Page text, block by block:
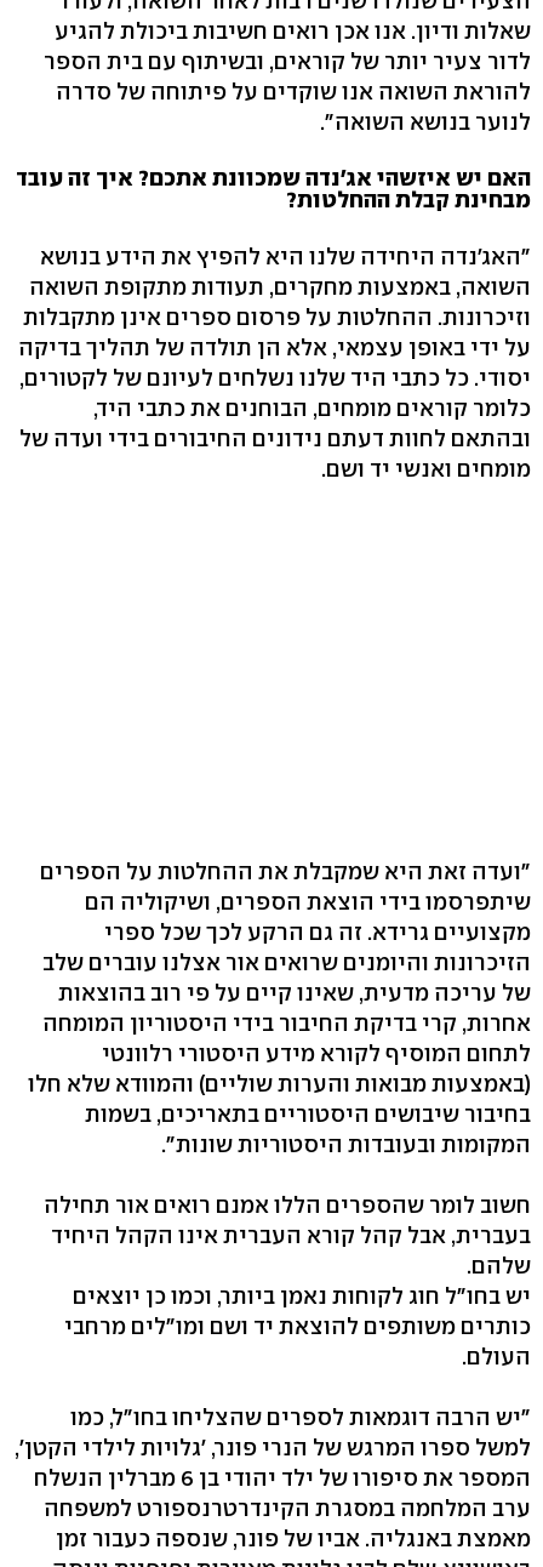
שאלות ודיון. אנו אכן רואים חשיבות ביכולת להגיע
לדור צעיר יותר של קוראים, ובשיתוף עם בית הספר
להוראת השואה אנו שוקדים על פיתוחה של סדרה
לנוער בנושא השואה".
האם יש איזשהי אג'נדה שמכוונת אתכם? איך זה עובד
מבחינת קבלת ההחלטות?
"האג'נדה היחידה שלנו היא להפיץ את הידע בנושא
השואה, באמצעות מחקרים, תעודות מתקופת השואה
וזיכרונות. ההחלטות על פרסום ספרים אינן מתקבלות
על ידי באופן עצמאי, אלא הן תולדה של תהליך בדיקה
יסודי. כל כתבי היד שלנו נשלחים לעיונם של לקטורים,
כלומר קוראים מומחים, הבוחנים את כתבי היד,
ובהתאם לחוות דעתם נידונים החיבורים בידי ועדה של
מומחים ואנשי יד ושם.
"ועדה זאת היא שמקבלת את ההחלטות על הספרים
שיתפרסמו בידי הוצאת הספרים, ושיקוליה הם
מקצועיים גרידא. זה גם הרקע לכך שכל ספרי
הזיכרונות והיומנים שרואים אור אצלנו עוברים שלב
של עריכה מדעית, שאינו קיים על פי רוב בהוצאות
אחרות, קרי בדיקת החיבור בידי היסטוריון המומחה
לתחום המוסיף לקורא מידע היסטורי רלוונטי
(באמצעות מבואות והערות שוליים) והמוודא שלא חלו
בחיבור שיבושים היסטוריים בתאריכים, בשמות
המקומות ובעובדות היסטוריות שונות".
חשוב לומר שהספרים הללו אמנם רואים אור תחילה
בעברית, אבל קהל קורא העברית אינו הקהל היחיד
שלהם.
יש בחו"ל חוג לקוחות נאמן ביותר, וכמו כן יוצאים
כותרים משותפים להוצאת יד ושם ומו"לים מרחבי
העולם.
"יש הרבה דוגמאות לספרים שהצליחו בחו"ל, כמו
למשל ספרו המרגש של הנרי פונר, 'גלויות לילדי הקטן',
המספר את סיפורו של ילד יהודי בן 6 מברלין הנשלח
ערב המלחמה במסגרת הקינדרטרנספורט למשפחה
מאמצת באנגליה. אביו של פונר, שנספה כעבור זמן